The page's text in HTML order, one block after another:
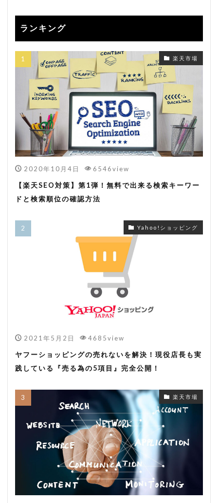
ランキング
楽天市場
2020年10月4日 6546view
【楽天SEO対策】第1弾！無料で出来る検索キーワー
ドと検索順位の確認方法
Yahoo!ショッピング
2021年5月2日 4685view
ヤフーショッピングの売れないを解決！現役店長も実
践している『売る為の5項目』完全公開！
楽天市場